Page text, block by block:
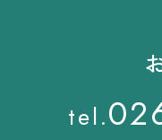
tel.